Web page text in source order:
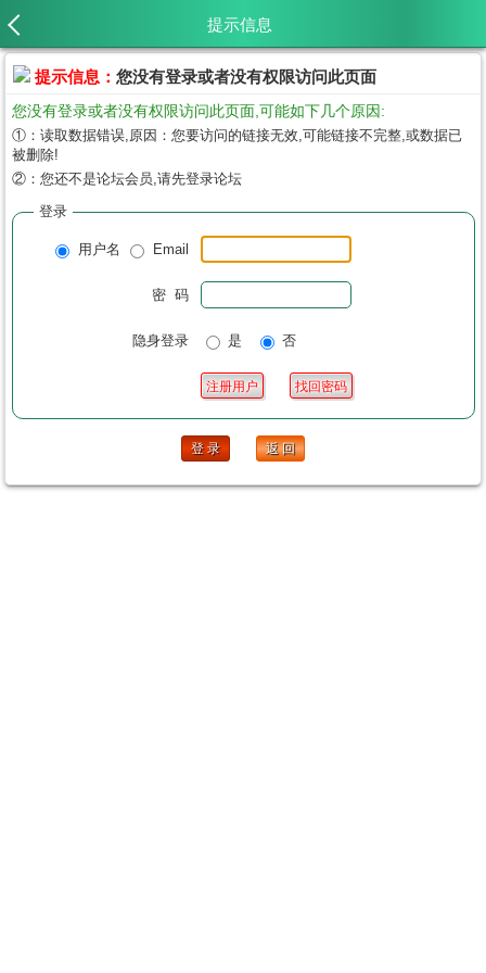
提示信息
提示信息： 您没有登录或者没有权限访问此页面
您没有登录或者没有权限访问此页面,可能如下几个原因:
①：读取数据错误,原因：您要访问的链接无效,可能链接不完整,或数据已
被删除!
②：您还不是论坛会员,请先登录论坛
登录
用户名 Email
密 码
隐身登录 是 否